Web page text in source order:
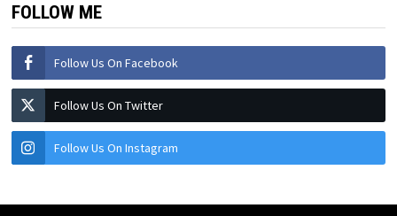
FOLLOW ME
Follow Us On Facebook
Follow Us On Twitter
Follow Us On Instagram